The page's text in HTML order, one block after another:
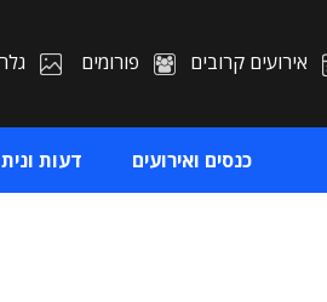
אירועים קרובים פורומים
כנסים ואירועים דעות